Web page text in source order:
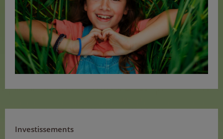
Investissements